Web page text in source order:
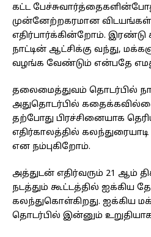
கட்ட
முன்னேற்றகரமான
எதிர்பார்க்கின்றோம்.
நாட்டின் ஆட்சிக்கு வந்து,
வழங்க வேண்டும் என்பதே
தலைமைத்துவம் தொடர்பில்
அதுதொடர்பில்
தற்போது பிரச்சினையாக
எதிர்காலத்தில்
என நம்புகிறோம்.
அத்துடன் எதிர்வரும் 21 ஆம்
நடத்தும் கூட்டத்தில் ஐக்கிய
கலந்துகொள்கிறது. ஐக்கிய
தொடர்பில் இன்னும்